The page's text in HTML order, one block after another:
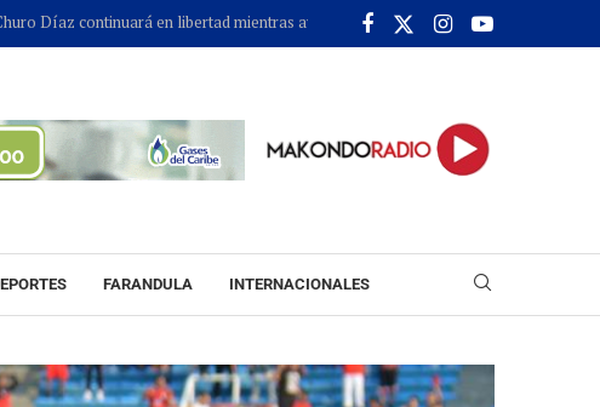
continuará en libertad mientras avanza el proceso judicial en su contra
FARANDULA INTERNACIONALES